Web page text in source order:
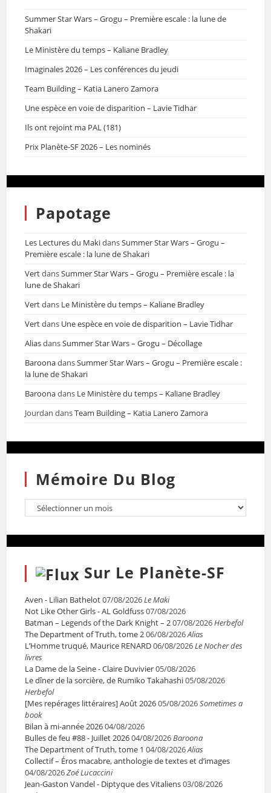
Summer Star Wars – Grogu – Première escale : la lune de
Shakari
Le Ministère du temps – Kaliane Bradley
Imaginales 2026 – Les conférences du jeudi
Team Building – Katia Lanero Zamora
Une espèce en voie de disparition – Lavie Tidhar
Ils ont rejoint ma PAL (181)
Prix Planète-SF 2026 – Les nominés
Papotage
Les Lectures du MakidansSummer Star Wars – Grogu –
Première escale : la lune de Shakari
VertdansSummer Star Wars – Grogu – Première escale : la
lune de Shakari
Vertdans Le Ministère du temps – Kaliane Bradley
Vertdans Une espèce en voie de disparition – Lavie Tidhar
AliasdansSummer Star Wars – Grogu – Décollage
BaroonadansSummer Star Wars – Grogu – Première escale :
la lune de Shakari
Baroonadans Le Ministère du temps – Kaliane Bradley
Jourdan dansTeam Building – Katia Lanero Zamora
Mémoire Du Blog
Sur Le Planète-SF
Aven - Lilian Bathelot07/08/2026Le Maki
Not Like Other Girls - AL Goldfuss07/08/2026
Batman – Legends of the Dark Knight – 207/08/2026Herbefol
The Department of Truth, tome 206/08/2026Alias
L’Homme truqué, Maurice RENARD06/08/2026Le Nocher des
livres
La Dame de la Seine - Claire Duvivier05/08/2026
Le dîner de la sorcière, de Rumiko Takahashi05/08/2026
Herbefol
[Mes repérages littéraires] Août 202605/08/2026Sometimes a
book
Bilan à mi-année 202604/08/2026
Bulles de feu #88 - Juillet 202604/08/2026Baroona
The Department of Truth, tome 1 04/08/2026Alias
Collectif – Éros macabre, anthologie de textes et d’images
04/08/2026Zoé Lucaccini
Jean-Gaston Vandel - Diptyque des Vitaliens03/08/2026